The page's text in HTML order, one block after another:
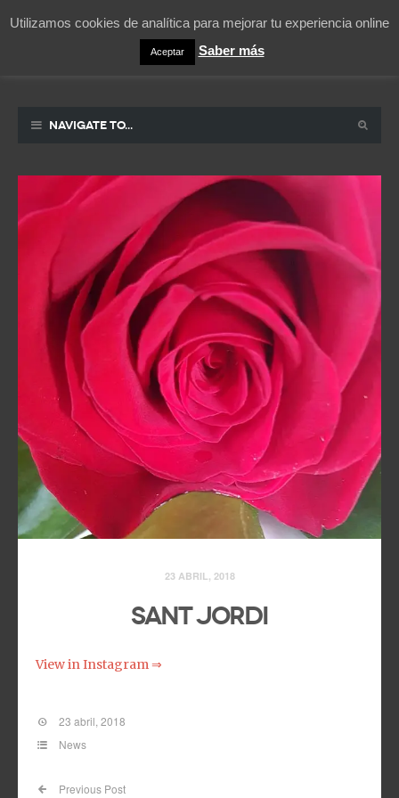
La vida contada en un sueño
Navigate to...
23 ABRIL, 2018
Sant Jordi
View in Instagram ⇒
23 abril, 2018
News
Previous Post
Utilizamos cookies de analítica para mejorar tu experiencia online
Aceptar Saber más